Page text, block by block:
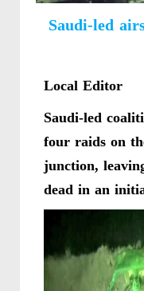
Saudi-led
Local Editor
Saudi-led
four raids on
junction,
dead in an